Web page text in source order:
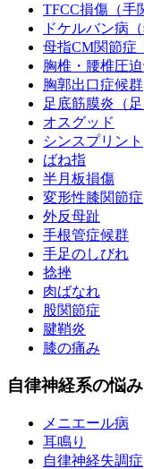
TFCC損傷（手
ドケルバン病
母指CM関節症
胸椎・腰椎圧
胸郭出口症候群
足底筋膜炎（足
オスグッド
シンスプリント
ばね指
半月板損傷
変形性膝関節症
外反母趾
手根管症候群
手足のしびれ
捻挫
肉ばなれ
股関節症
腱鞘炎
膝の痛み
自律神経系の悩み
メニエール病
耳鳴り
自律神経失調症